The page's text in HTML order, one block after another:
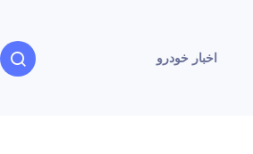
اخبار خودرو